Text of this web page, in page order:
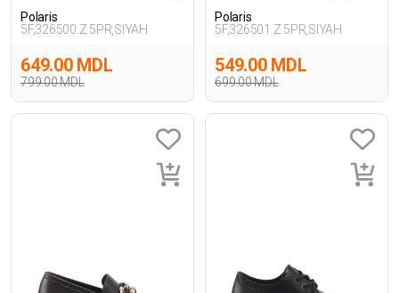
Polaris
5F,326500.Z 5PR,SIYAH
799.00 MDL
649.00 MDL
Polaris
5F,326501.Z 5PR,SIYAH
699.00 MDL
549.00 MDL